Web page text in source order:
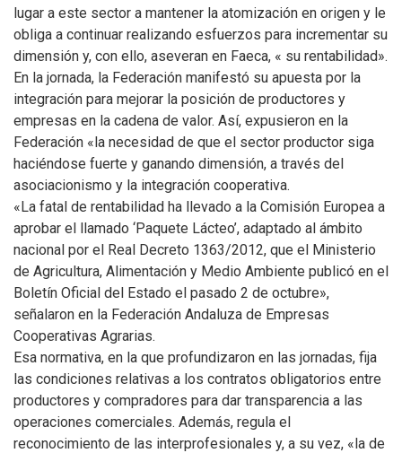
lugar a este sector a mantener la atomización en origen y le
obliga a continuar realizando esfuerzos para incrementar su
dimensión y, con ello, aseveran en Faeca, « su rentabilidad».
En la jornada, la Federación manifestó su apuesta por la
integración para mejorar la posición de productores y
empresas en la cadena de valor. Así, expusieron en la
Federación «la necesidad de que el sector productor siga
haciéndose fuerte y ganando dimensión, a través del
asociacionismo y la integración cooperativa.
«La fatal de rentabilidad ha llevado a la Comisión Europea a
aprobar el llamado ‘Paquete Lácteo’, adaptado al ámbito
nacional por el Real Decreto 1363/2012, que el Ministerio
de Agricultura, Alimentación y Medio Ambiente publicó en el
Boletín Oficial del Estado el pasado 2 de octubre»,
señalaron en la Federación Andaluza de Empresas
Cooperativas Agrarias.
Esa normativa, en la que profundizaron en las jornadas, fija
las condiciones relativas a los contratos obligatorios entre
productores y compradores para dar transparencia a las
operaciones comerciales. Además, regula el
reconocimiento de las interprofesionales y, a su vez, «la de